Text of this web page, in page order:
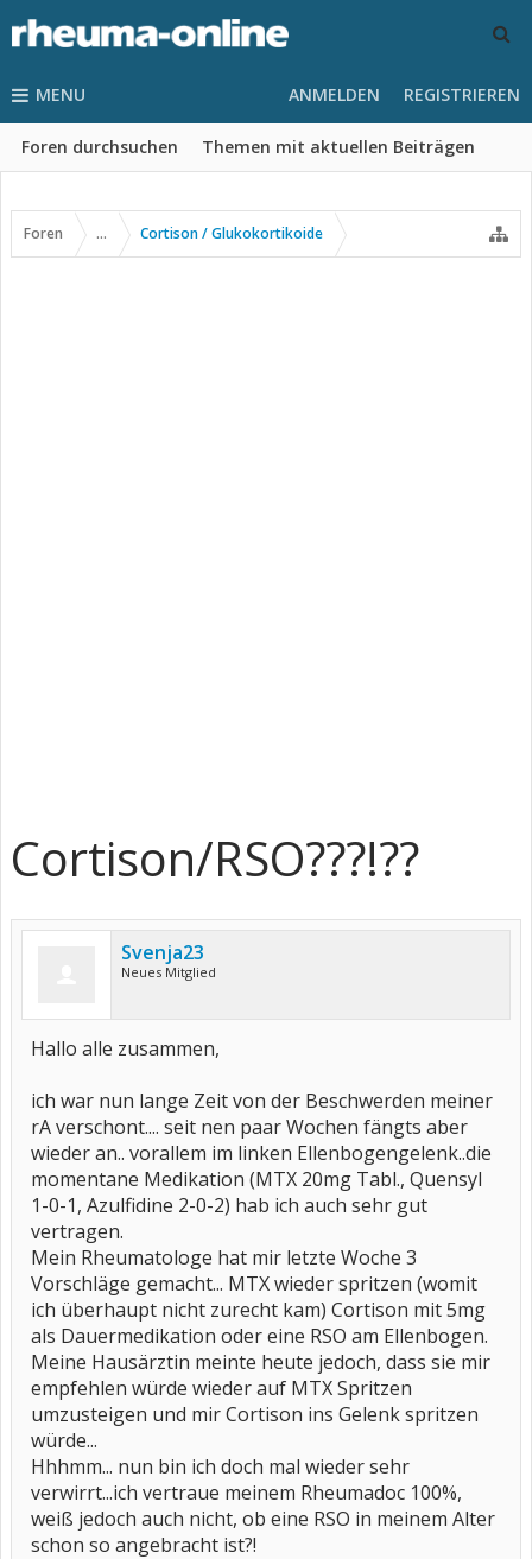
MENU
Foren durchsuchen Themen mit aktuellen Beiträgen
ANMELDEN REGISTRIEREN
Foren ... Cortison / Glukokortikoide
Cortison/RSO???!??
Svenja23
Neues Mitglied
Hallo alle zusammen,
ich war nun lange Zeit von der Beschwerden meiner
rA verschont.... seit nen paar Wochen fängts aber
wieder an.. vorallem im linken Ellenbogengelenk..die
momentane Medikation (MTX 20mg Tabl., Quensyl
1-0-1, Azulfidine 2-0-2) hab ich auch sehr gut
vertragen.
Mein Rheumatologe hat mir letzte Woche 3
Vorschläge gemacht... MTX wieder spritzen (womit
ich überhaupt nicht zurecht kam) Cortison mit 5mg
als Dauermedikation oder eine RSO am Ellenbogen.
Meine Hausärztin meinte heute jedoch, dass sie mir
empfehlen würde wieder auf MTX Spritzen
umzusteigen und mir Cortison ins Gelenk spritzen
würde...
Hhhmm... nun bin ich doch mal wieder sehr
verwirrt...ich vertraue meinem Rheumadoc 100%,
weiß jedoch auch nicht, ob eine RSO in meinem Alter
schon so angebracht ist?!